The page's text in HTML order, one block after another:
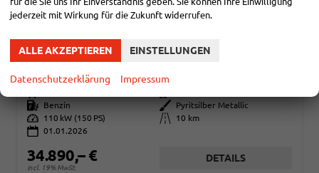
VOLKSWAGEN T-ROC
Kraftstoff
Benzin Außenfarbe
Pyritsilber Metallic
Leistung
110 kW (150 PS) Kilometerstand
10 km
01.01.2026
34.890,– €
incl. 19% MwSt.
DETAILS
jederzeit mit Wirkung für die Zukunft widerrufen.
ALLE AKZEPTIEREN EINSTELLUNGEN
Datenschutzerklärung Impressum